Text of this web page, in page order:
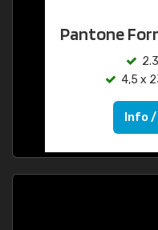
Pantone
4,5 x
Info